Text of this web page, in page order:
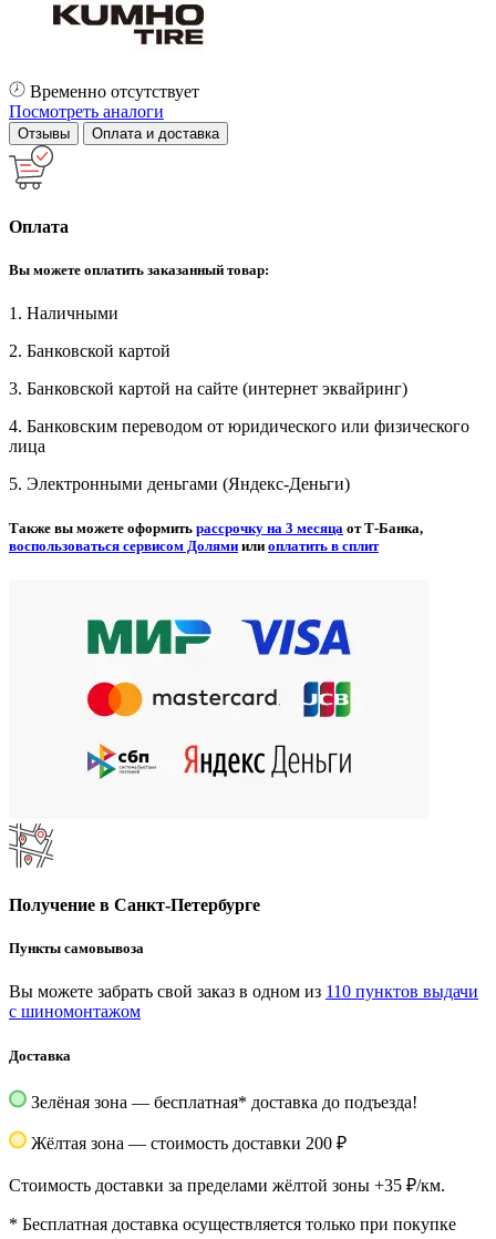
Временно отсутствует
Посмотреть аналоги
Отзывы Оплата и доставка
Оплата
Вы можете оплатить заказанный товар:
1. Наличными
2. Банковской картой
3. Банковской картой на сайте (интернет эквайринг)
4. Банковским переводом от юридического или физического
лица
5. Электронными деньгами (Яндекс-Деньги)
Также вы можете оформить рассрочку на 3 месяца от Т-Банка,
воспользоваться сервисом Долями или оплатить в сплит
Получение в Санкт-Петербурге
Пункты самовывоза
Вы можете забрать свой заказ в одном из 110 пунктов выдачи
с шиномонтажом
Доставка
Зелёная зона — бесплатная* доставка до подъезда!
Жёлтая зона — стоимость доставки 200 ₽
Стоимость доставки за пределами жёлтой зоны +35 ₽/км.
* Бесплатная доставка осуществляется только при покупке